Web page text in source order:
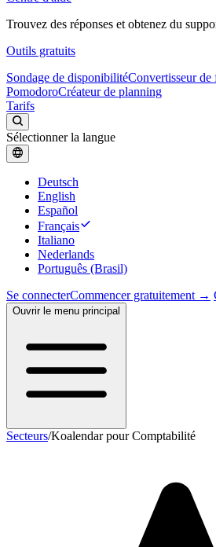
Trouvez des réponses et obtenez du
Outils gratuits
Sondage de disponibilitéConvertisseur de
PomodoroCréateur de planning
Tarifs
Sélectionner la langue
Deutsch
English
Español
Français
Italiano
Nederlands
Português (Brasil)
Se connecterCommencer gratuitement →
Ouvrir le menu principal
Secteurs/Koalendar pour Comptabilité